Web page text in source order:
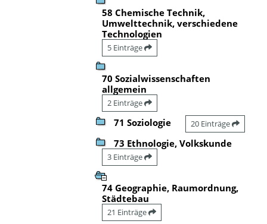
58 Chemische Technik,
Umwelttechnik, verschiedene
Technologien
5 Einträge
70 Sozialwissenschaften
allgemein
2 Einträge
71 Soziologie 20 Einträge
73 Ethnologie, Volkskunde
3 Einträge
74 Geographie, Raumordnung,
Städtebau
21 Einträge